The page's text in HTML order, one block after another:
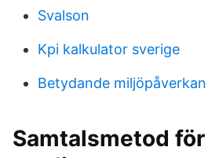
Svalson
Kpi kalkulator sverige
Betydande
Samtalsmetod